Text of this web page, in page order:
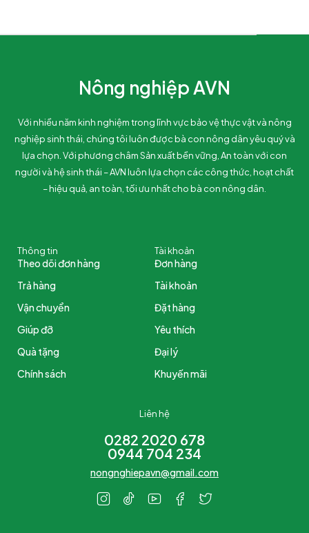
Nông nghiệp AVN
Với nhiều năm kinh nghiệm trong lĩnh vực bảo vệ thực vật và nông
nghiệp sinh thái, chúng tôi luôn được bà con nông dân yêu quý và
lựa chọn. Với phương châm Sản xuất bền vững, An toàn với con
người và hệ sinh thái – AVN luôn lựa chọn các công thức, hoạt chất
– hiệu quả, an toàn, tối ưu nhất cho bà con nông dân.
Thông tin
Theo dõi đơn hàng
Trả hàng
Vận chuyển
Giúp đỡ
Quà tặng
Chính sách
Tài khoản
Đơn hàng
Tài khoản
Đặt hàng
Yêu thích
Đại lý
Khuyến mãi
Liên hệ
0282 2020 678
0944 704 234
nongnghiepavn@gmail.com